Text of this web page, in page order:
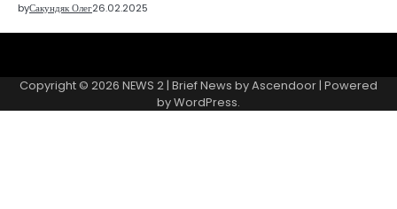
byСакундяк Олег26.02.2025
Page
Copyright © 2026 NEWS 2| Brief News byAscendoor| Powered
byWordPress.